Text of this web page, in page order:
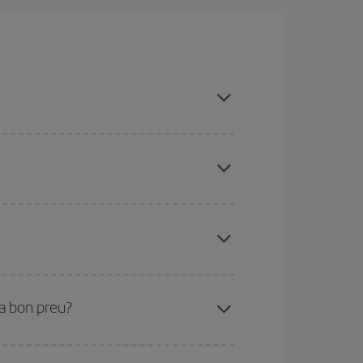
als dies propers
que alguns
el vol, millors preus podràs trobar.
bon preu?